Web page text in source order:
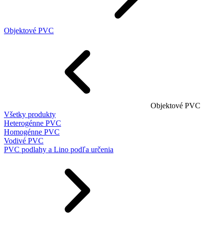
Objektové PVC
Objektové PVC
Všetky produkty
Heterogénne PVC
Homogénne PVC
Vodivé PVC
PVC podlahy a Lino podľa určenia